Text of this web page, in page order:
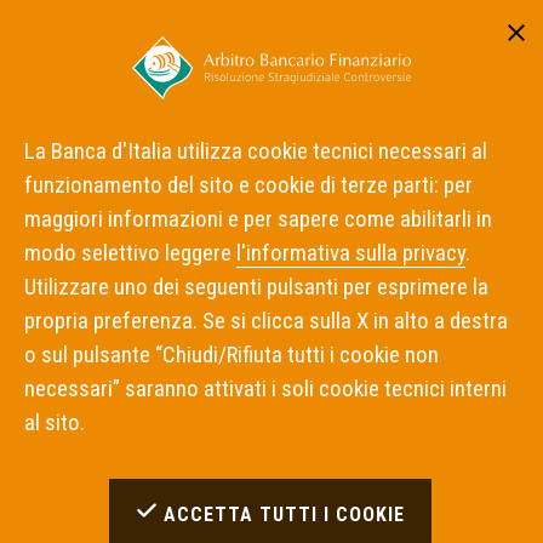
Home Responsabilità
Responsabilità
La Banca d'Italia cura l'aggiornamento del sito
rendendone possibile l'accesso senza interruzioni e
riducendo al minimo eventuali disfunzioni dovute a
La Banca d'Italia non assume alcuna responsabilità per
La Banca d'Italia utilizza cookie tecnici necessari al
funzionamento del sito e cookie di terze parti: per
maggiori informazioni e per sapere come abilitarli in
modo selettivo leggere l'informativa sulla privacy.
Utilizzare uno dei seguenti pulsanti per esprimere la
propria preferenza. Se si clicca sulla X in alto a destra
o sul pulsante “Chiudi/Rifiuta tutti i cookie non
necessari” saranno attivati i soli cookie tecnici interni
al sito.
ACCETTA TUTTI I COOKIE